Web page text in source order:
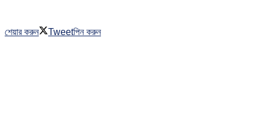
শেয়ার করুন Tweetপিন করুন